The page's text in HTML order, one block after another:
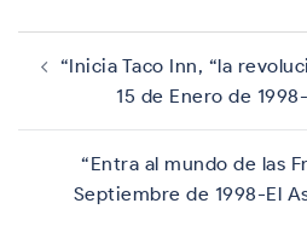
Navegación
de
entradas
“Inicia Taco Inn, “la
15 de Enero de
“Entra al mundo de las
Septiembre de 1998-El